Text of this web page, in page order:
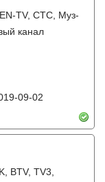
TV, СТС, Муз-
канал
09-02
BTV, TV3,